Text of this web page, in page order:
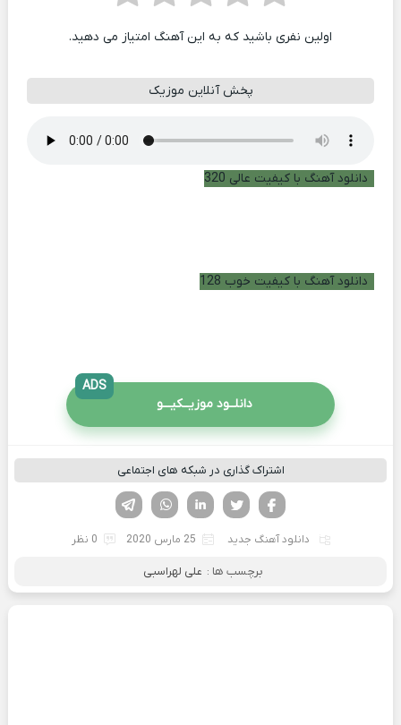
اولین نفری باشید که به این آهنگ امتیاز می دهید.
پخش آنلاین موزیک
دانلود آهنگ با کیفیت عالی 320
دانلود آهنگ با کیفیت خوب 128
دانلــود موزیــکیـــو
ADS
اشتراک گذاری در شبکه های اجتماعی
لینکدین تویتر
فیسوک
دانلود آهنگ جدید 25 مارس 2020 0 نظر
برچسب ها : علی لهراسبی